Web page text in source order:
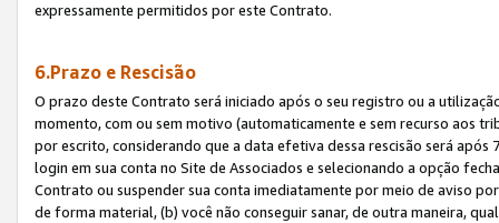
expressamente permitidos por este Contrato.
6.Prazo e Rescisão
O prazo deste Contrato será iniciado após o seu registro ou a
momento, com ou sem motivo (automaticamente e sem recurso aos
por escrito, considerando que a data efetiva dessa rescisão será
login em sua conta no Site de Associados e selecionando a opção
Contrato ou suspender sua conta imediatamente por meio de aviso
de forma material, (b) você não conseguir sanar, de outra maneira,